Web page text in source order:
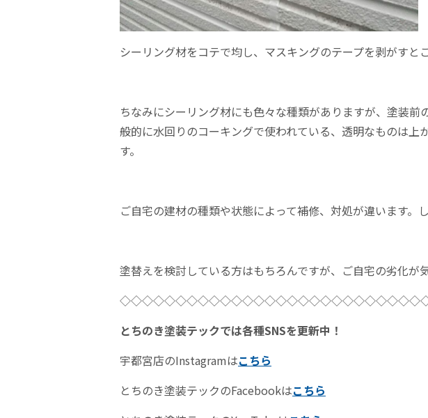
シーリング材をコテで均し、マスキングのテープを剥がすと
ちなみにシーリング材にも色々な種類がありますが、塗装
般的に水回りのコーキングで使われている、透明なものは
す。
ご自宅の建材の種類や状態によって補修、対処が違います。
塗替えを検討している方はもちろんですが、ご自宅の劣化が
とちのき塗装テックでは各種SNSを更新中！
宇都宮店のInstagramはこちら
とちのき塗装テックのFacebookはこちら